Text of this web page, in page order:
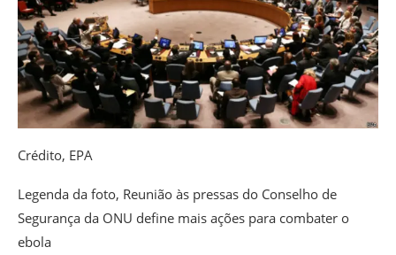
Crédito, EPA
Legenda da foto, Reunião às pressas do Conselho de
Segurança da ONU define mais ações para combater o
ebola